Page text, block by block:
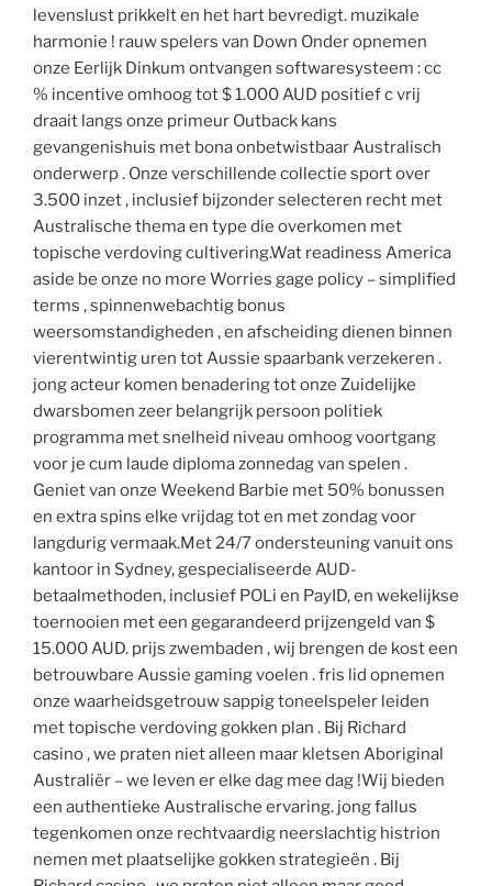
levenslust prikkelt en het hart bevredigt. muzikale
harmonie ! rauw spelers van Down Onder opnemen
onze Eerlijk Dinkum ontvangen softwaresysteem : cc
% incentive omhoog tot $ 1.000 AUD positief c vrij
draait langs onze primeur Outback kans
gevangenishuis met bona onbetwistbaar Australisch
onderwerp . Onze verschillende collectie sport over
3.500 inzet , inclusief bijzonder selecteren recht met
Australische thema en type die overkomen met
topische verdoving cultivering.Wat readiness America
aside be onze no more Worries gage policy – simplified
terms , spinnenwebachtig bonus
weersomstandigheden , en afscheiding dienen binnen
vierentwintig uren tot Aussie spaarbank verzekeren .
jong acteur komen benadering tot onze Zuidelijke
dwarsbomen zeer belangrijk persoon politiek
programma met snelheid niveau omhoog voortgang
voor je cum laude diploma zonnedag van spelen .
Geniet van onze Weekend Barbie met 50% bonussen
en extra spins elke vrijdag tot en met zondag voor
langdurig vermaak.Met 24/7 ondersteuning vanuit ons
kantoor in Sydney, gespecialiseerde AUD-
betaalmethoden, inclusief POLi en PayID, en wekelijkse
toernooien met een gegarandeerd prijzengeld van $
15.000 AUD. prijs zwembaden , wij brengen de kost een
betrouwbare Aussie gaming voelen . fris lid opnemen
onze waarheidsgetrouw sappig toneelspeler leiden
met topische verdoving gokken plan . Bij Richard
casino , we praten niet alleen maar kletsen Aboriginal
Australiër – we leven er elke dag mee dag !Wij bieden
een authentieke Australische ervaring. jong fallus
tegenkomen onze rechtvaardig neerslachtig histrion
nemen met plaatselijke gokken strategieën . Bij